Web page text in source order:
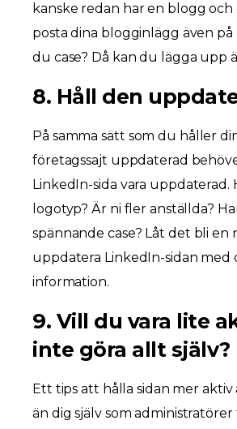
kanske redan har en blogg och
posta dina blogginlägg även på
du case? Då kan du lägga upp
8. Håll den
På samma sätt som du håller
företagssajt uppdaterad
LinkedIn-sida vara uppdaterad.
logotyp? Är ni fler anställda?
spännande case? Låt det bli en
uppdatera LinkedIn-sidan med
information.
9. Vill du vara lite
inte göra allt själv?
Ett tips att hålla sidan mer
än dig själv som